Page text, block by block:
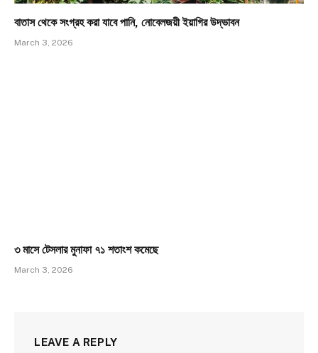
বাতাস থেকে সংগ্রহ করা যাবে পানি, নোবেলজয়ী ইয়াগির উদ্ভাবন
March 3, 2026
৩ মাসে টেসলার মুনাফা ৭১ শতাংশ কমেছে
March 3, 2026
LEAVE A REPLY